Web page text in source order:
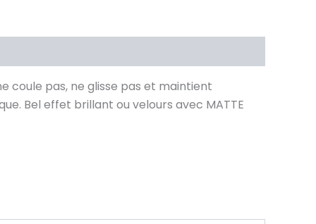
coule pas, ne glisse pas et maintient
Bel effet brillant ou velours avec MATTE